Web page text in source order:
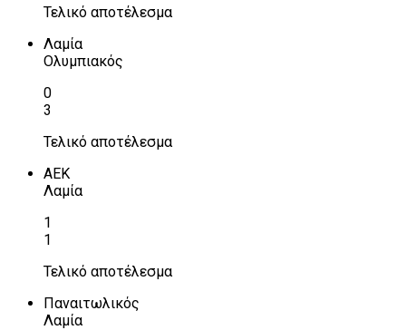
Τελικό αποτέλεσμα
Λαμία
Ολυμπιακός
0
3
Τελικό αποτέλεσμα
ΑΕΚ
Λαμία
1
1
Τελικό αποτέλεσμα
Παναιτωλικός
Λαμία